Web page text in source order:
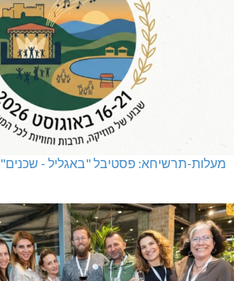
מעלות-תרשיחא: פסטיבל "באגליל - שכנים"